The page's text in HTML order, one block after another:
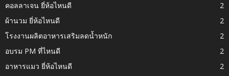
คอลลาเจน ยี่ห้อไหนดี
2
ผ้านวม ยี่ห้อไหนดี
2
โรงงานผลิตอาหารเสริมลดน้ำหนัก
2
อบรม PM ที่ไหนดี
2
อาหารแมว ยี่ห้อไหนดี
2